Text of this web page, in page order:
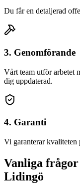
Du får en detaljerad
3. Genomförande
Vårt team utför arbetet
dig uppdaterad.
4. Garanti
Vi garanterar kvaliteten
Vanliga frågor
Lidingö